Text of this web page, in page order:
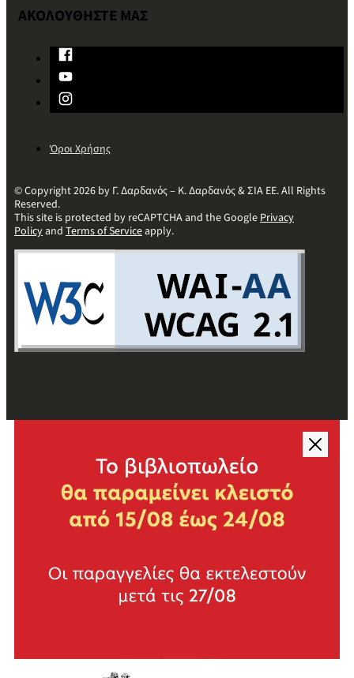
ΑΚΟΛΟΥΘΗΣΤΕ ΜΑΣ
Όροι Χρήσης
© Copyright 2026 by Γ. Δαρδανός – Κ. Δαρδανός & ΣΙΑ ΕΕ. All Rights
Reserved.
This site is protected by reCAPTCHA and the GooglePrivacy
Policyand Terms of Serviceapply.